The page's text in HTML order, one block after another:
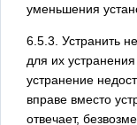
уменьшения
6.5.3. Устранить
для их
устранение
вправе вместо
отвечает,